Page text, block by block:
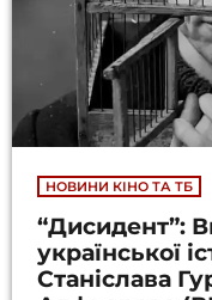
НОВИНИ КІНО ТА ТБ
“Дисидент”:
української
Станіслава